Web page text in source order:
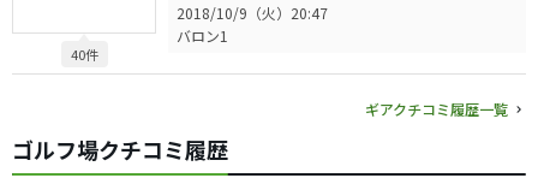
40件
2018/10/9（火）20:47
バロン1
ギアクチコミ履歴一覧
ゴルフ場クチコミ履歴